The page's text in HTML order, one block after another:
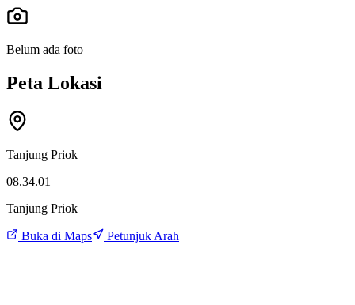
Belum ada foto
Peta Lokasi
Tanjung Priok
08.34.01
Tanjung Priok
Buka di Maps Petunjuk Arah